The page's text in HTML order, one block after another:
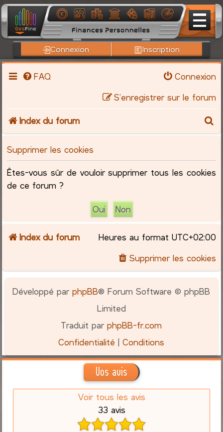
Connexion Inscription
FAQ
Connexion
S’enregistrer sur le forum
Index du forum
c
r
c
h
Supprimer les cookies
Êtes-vous sûr de vouloir supprimer tous les cookies
de ce forum ?
Index du forum Heures au format UTC+02:00
Supprimer les cookies
Développé parphpBB® Forum Software © phpBB
Limited
Traduit parphpBB-fr.com
Confidentialité |Conditions
Vos avis
Voir tous les avis
33 avis